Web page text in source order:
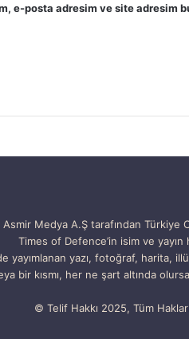
e-posta adresim ve site adresim
Medya A.Ş tarafından Türkiye
Times of Defence’in isim ve
yayımlanan yazı, fotoğraf, harita,
bir kısmı, her ne şart altında
© Telif Hakkı 2025, Tüm